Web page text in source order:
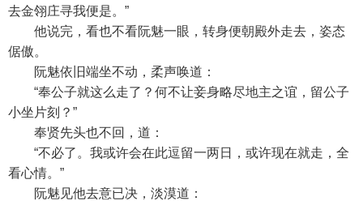
去金翎庄寻我便是。”
他说完，看也不看阮魅一眼，转身便朝殿外走去，姿态
倨傲。
阮魅依旧端坐不动，柔声唤道：
“奉公子就这么走了？何不让妾身略尽地主之谊，留公子
小坐片刻？”
奉贤先头也不回，道：
“不必了。我或许会在此逗留一两日，或许现在就走，全
看心情。”
阮魅见他去意已决，淡漠道：